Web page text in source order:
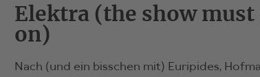
Elektra (the show must
on)
Nach (und ein bisschen mit) Euripides,